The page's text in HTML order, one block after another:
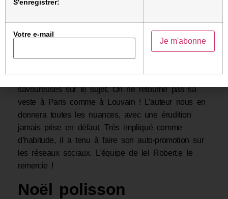
« arriviste » à la Sorbonne ? M. Avancement vous
expliquera tout. Depuis un an, le célèbre
françaises, à la recherche des expressions les plus
savoureuses sur le sujet. On ne retourne pas sa
veste à Paris comme à Louvain ! L’auteur nous en
donnera toutes les nuances, avec une érudition
jamais prise en défaut. Très impliqué comme
d’habitude, il a tenu à faire son auto-promotion sur
les réseaux sociaux. L’équipe de Iel Robert.e le
remercie !
Noël polisson
S'enregistrer:
Votre e-mail